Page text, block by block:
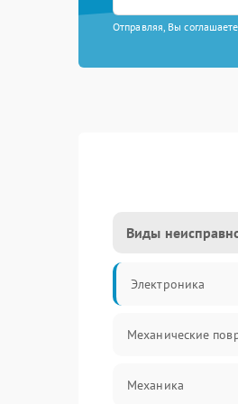
Отправляя, Вы
Виды
Электроника
Механические
Механика